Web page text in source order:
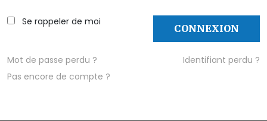
AFFICHER LE MOT DE PASSE
Se rappeler de moi
CONNEXION
Mot de passe perdu ?
Identifiant perdu ?
Pas encore de compte ?